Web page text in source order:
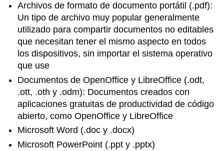
Archivos de formato de documento portátil (.pdf):
Un tipo de archivo muy popular generalmente
utilizado para compartir documentos no editables
que necesitan tener el mismo aspecto en todos
los dispositivos, sin importar el sistema operativo
que use
Documentos de OpenOffice y LibreOffice (.odt,
.ott, .oth y .odm): Documentos creados con
aplicaciones gratuitas de productividad de código
abierto, como OpenOffice y LibreOffice
Microsoft Word (.doc y .docx)
Microsoft PowerPoint (.ppt y .pptx)